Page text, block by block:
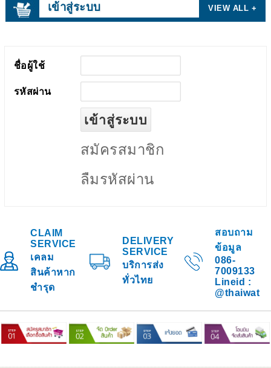
เข้าสู่ระบบ VIEW ALL +
ชื่อผู้ใช้
รหัสผ่าน
สมัครสมาชิก
ลืมรหัสผ่าน
CLAIM
SERVICE
เคลม
สินค้าหาก
ชำรุด
DELIVERY
SERVICE
บริการส่ง
ทั่วไทย
สอบถาม
ข้อมูล
086-
7009133
Lineid :
@thaiwat